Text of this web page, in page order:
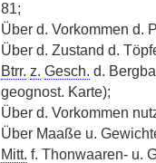
81;
Über d. Vorkommen d.
Über d. Zustand d.
Btrr. z. Gesch. d.
geognost. Karte);
Über d. Vorkommen
Über Maaße u.
Mitt. f. Thonwaaren- u.